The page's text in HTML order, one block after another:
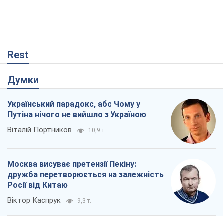
Rest
Думки
Український парадокс, або Чому у
Путіна нічого не вийшло з Україною
Віталій Портников 10,9 т.
Москва висуває претензії Пекіну:
дружба перетворюється на залежність
Росії від Китаю
Віктор Каспрук 9,3 т.